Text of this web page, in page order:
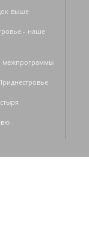
выше
- наше
межпрограммы